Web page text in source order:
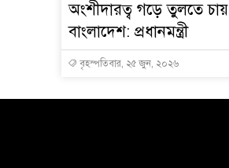
অংশীদারত্ব গড়ে তুলতে চায়
বাংলাদেশ: প্রধানমন্ত্রী
বৃহস্পতিবার, ২৫ জুন, ২০২৬